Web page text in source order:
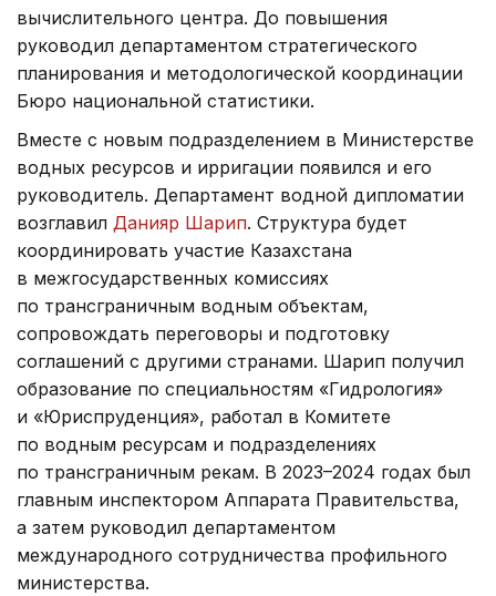
вычислительного центра. До повышения
руководил департаментом стратегического
планирования и методологической координации
Бюро национальной статистики.
Вместе с новым подразделением в Министерстве
водных ресурсов и ирригации появился и его
руководитель. Департамент водной дипломатии
возглавил Данияр Шарип. Структура будет
координировать участие Казахстана
в межгосударственных комиссиях
по трансграничным водным объектам,
сопровождать переговоры и подготовку
соглашений с другими странами. Шарип получил
образование по специальностям «Гидрология»
и «Юриспруденция», работал в Комитете
по водным ресурсам и подразделениях
по трансграничным рекам. В 2023–2024 годах был
главным инспектором Аппарата Правительства,
а затем руководил департаментом
международного сотрудничества профильного
министерства.